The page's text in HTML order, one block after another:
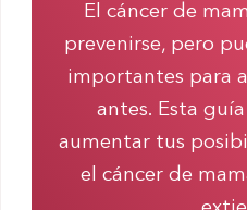
El cáncer de
prevenirse, pero
importantes para
antes. Esta
aumentar tus
el cáncer de